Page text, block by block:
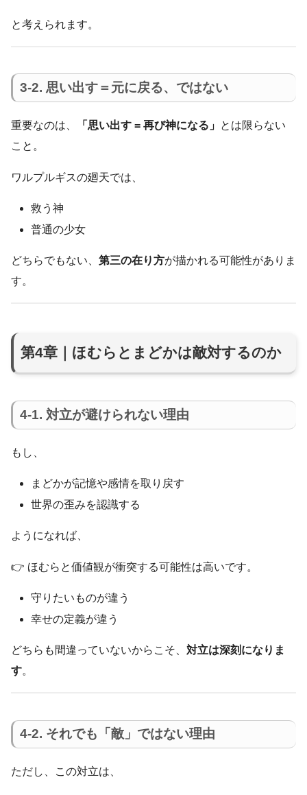
と考えられます。
3-2. 思い出す＝元に戻る、ではない
重要なのは、 「思い出す = 再び神になる」 とは限らない
こと。
ワルプルギスの廻天では、
救う神
普通の少女
どちらでもない、 第三の在り方が描かれる可能性がありま
す。
第4章｜ほむらとまどかは敵対するのか
4-1. 対立が避けられない理由
もし、
まどかが記憶や感情を取り戻す
世界の歪みを認識する
ようになれば、
👉 ほむらと価値観が衝突する可能性は高いです。
守りたいものが違う
幸せの定義が違う
どちらも間違っていないからこそ、 対立は深刻になりま
す。
4-2. それでも「敵」ではない理由
ただし、この対立は、